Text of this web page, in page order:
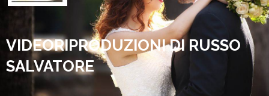
VIDEORIPRODUZIONI DI RUSSO
SALVATORE